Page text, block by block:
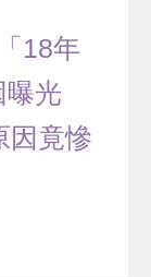
18年
光
竟慘